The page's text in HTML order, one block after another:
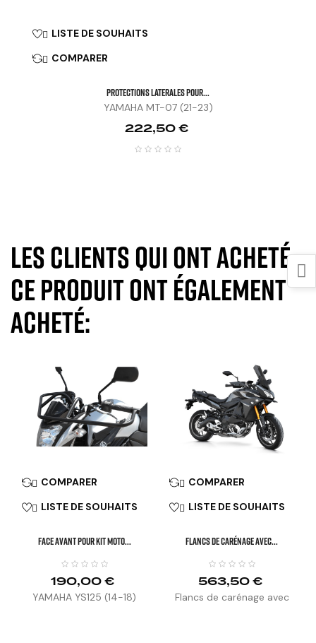
 LISTE DE SOUHAITS
 COMPARER
PROTECTIONS LATERALES POUR...
YAMAHA MT-07 (21-23)
Prix
222,50 €
Les clients qui ont acheté
ce produit ont également
acheté:
 COMPARER
 LISTE DE SOUHAITS
FACE AVANT POUR KIT MOTO...
190,00 €
YAMAHA YS125 (14-18)
 COMPARER
 LISTE DE SOUHAITS
Flancs De Carénage Avec...
563,50 €
Flancs de carénage avec